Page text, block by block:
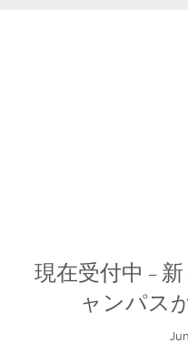
現在受付中 –
ャンパス